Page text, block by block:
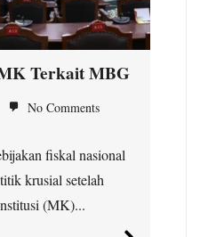
Terkait MBG
No Comments
fiskal nasional
krusial setelah
(MK)...